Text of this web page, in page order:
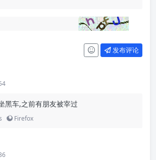
发布评论
黑车,之前有朋友被宰过
Firefox